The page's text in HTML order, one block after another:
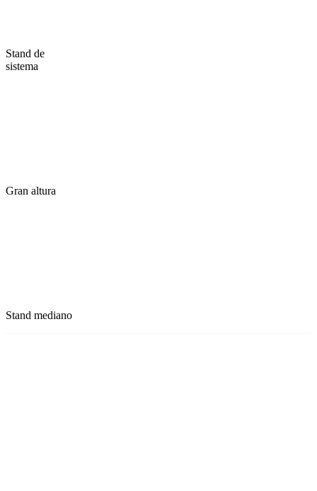
Stand de
sistema
Gran altura
Stand mediano